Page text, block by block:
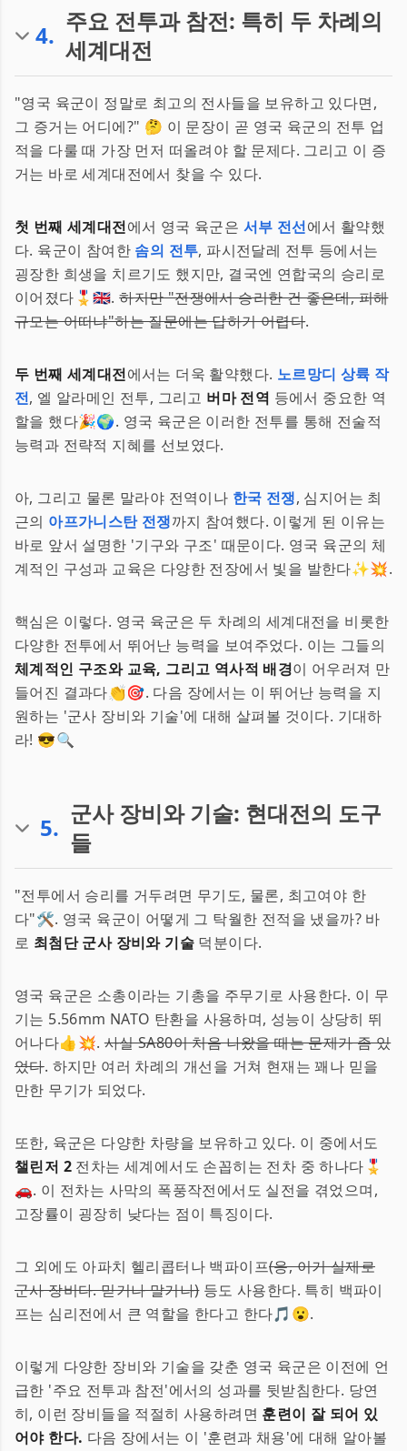
4. 주요 전투과 참전: 특히 두 차례의
세계대전
"영국 육군이 정말로 최고의 전사들을 보유하고 있다면,
그 증거는 어디에?" 🤔 이 문장이 곧 영국 육군의 전투 업
적을 다룰 때 가장 먼저 떠올려야 할 문제다. 그리고 이 증
거는 바로 세계대전에서 찾을 수 있다.
첫 번째 세계대전에서 영국 육군은 서부 전선에서 활약했
다. 육군이 참여한 솜의 전투, 파시전달레 전투 등에서는
굉장한 희생을 치르기도 했지만, 결국엔 연합국의 승리로
이어졌다🎖️🇬🇧.하지만 "전쟁에서 승리한 건 좋은데, 피해
규모는 어떠냐"하는 질문에는 답하기 어렵다.
두 번째 세계대전에서는 더욱 활약했다. 노르망디 상륙 작
전, 엘 알라메인 전투, 그리고 버마 전역 등에서 중요한 역
할을 했다🎉🌍. 영국 육군은 이러한 전투를 통해 전술적
능력과 전략적 지혜를 선보였다.
아, 그리고 물론 말라야 전역이나 한국 전쟁, 심지어는 최
근의 아프가니스탄 전쟁까지 참여했다. 이렇게 된 이유는
바로 앞서 설명한 '기구와 구조' 때문이다. 영국 육군의 체
계적인 구성과 교육은 다양한 전장에서 빛을 발한다✨💥.
핵심은 이렇다. 영국 육군은 두 차례의 세계대전을 비롯한
다양한 전투에서 뛰어난 능력을 보여주었다. 이는 그들의
체계적인 구조와 교육, 그리고 역사적 배경이 어우러져 만
들어진 결과다👏🎯. 다음 장에서는 이 뛰어난 능력을 지
원하는 '군사 장비와 기술'에 대해 살펴볼 것이다. 기대하
라! 😎🔍
5. 군사 장비와 기술: 현대전의 도구
들
"전투에서 승리를 거두려면 무기도, 물론, 최고여야 한
다"🛠️. 영국 육군이 어떻게 그 탁월한 전적을 냈을까? 바
로 최첨단 군사 장비와 기술 덕분이다.
영국 육군은 소총이라는 기총을 주무기로 사용한다. 이 무
기는 5.56mm NATO 탄환을 사용하며, 성능이 상당히 뛰
어나다👍💥.사실 SA80이 처음 나왔을 때는 문제가 좀 있
었다. 하지만 여러 차례의 개선을 거쳐 현재는 꽤나 믿을
만한 무기가 되었다.
또한, 육군은 다양한 차량을 보유하고 있다. 이 중에서도
챌린저 2 전차는 세계에서도 손꼽히는 전차 중 하나다🎖️
🚗. 이 전차는 사막의 폭풍작전에서도 실전을 겪었으며,
고장률이 굉장히 낮다는 점이 특징이다.
그 외에도 아파치 헬리콥터나 백파이프(응, 이거 실제로
군사 장비다. 믿거나 말거나)등도 사용한다. 특히 백파이
프는 심리전에서 큰 역할을 한다고 한다🎵😮.
이렇게 다양한 장비와 기술을 갖춘 영국 육군은 이전에 언
급한 '주요 전투과 참전'에서의 성과를 뒷받침한다. 당연
히, 이런 장비들을 적절히 사용하려면 훈련이 잘 되어 있
어야 한다. 다음 장에서는 이 '훈련과 채용'에 대해 알아볼